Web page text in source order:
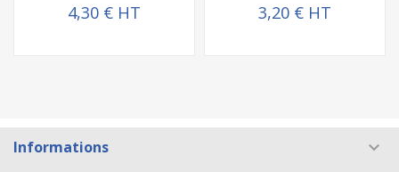
4,30 € HT 3,20 € HT
Informations 